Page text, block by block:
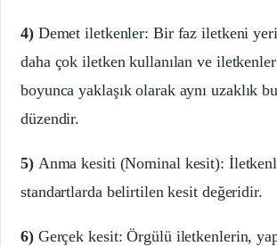
4)Demet iletkenler: Bir faz iletkeni
daha çok iletken kullanılan ve iletkenler
boyunca yaklaşık olarak aynı uzaklık
düzendir.
5)Anma kesiti (Nominal kesit):
standartlarda belirtilen kesit değeridir.
6)Gerçek kesit: Örgülü iletkenlerin,